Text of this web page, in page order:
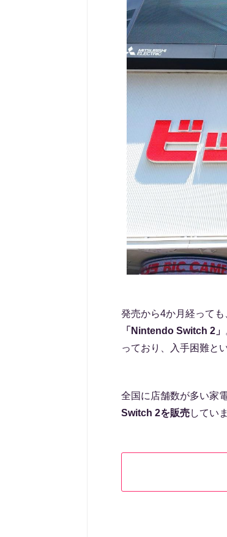
発売から4か月経って
「Nintendo Switch 2」
っており、入手困難と
全国に店舗数が多い家
Switch 2を販売してい